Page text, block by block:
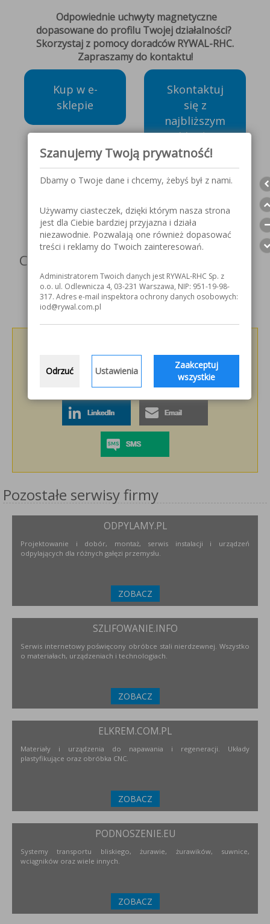
Odpowiednie uchwyty magnetyczne
dopasowane do profilu Twojej działalności?
Skorzystaj z pomocy doradców RYWAL-RHC.
Zapraszamy do kontaktu!
Kup w e-
sklepie
Skontaktuj
się z
najbliższym
oddziałem
społecznościowych
Czy artykuł był dla Ciebie przydatny?
Pozostałe serwisy firmy
ODPYLAMY.PL
Projektowanie i dobór, montaż, serwis instalacji i urządzeń
odpylających dla różnych gałęzi przemysłu.
ZOBACZ
SZLIFOWANIE.INFO
Serwis internetowy poświęcony obróbce stali nierdzewnej. Wszystko
o materiałach, urządzeniach i technologiach.
ZOBACZ
ELKREM.COM.PL
Materiały i urządzenia do napawania i regeneracji. Układy
plastyfikujące oraz obróbka CNC.
ZOBACZ
PODNOSZENIE.EU
Systemy transportu bliskiego, żurawie, żurawików, suwnice,
wciągników oraz wiele innych.
ZOBACZ
Szanujemy Twoją prywatność!
Dbamy o Twoje dane i chcemy, żebyś był z nami.
Używamy ciasteczek, dzięki którym nasza strona
jest dla Ciebie bardziej przyjazna i działa
niezawodnie. Pozwalają one również dopasować
treści i reklamy do Twoich zainteresowań.
Administratorem Twoich danych jest RYWAL-RHC Sp. z
o.o. ul. Odlewnicza 4, 03-231 Warszawa, NIP: 951-19-98-
317. Adres e-mail inspektora ochrony danych osobowych:
iod@rywal.com.pl
Odrzuć Ustawienia
Zaakceptuj
wszystkie